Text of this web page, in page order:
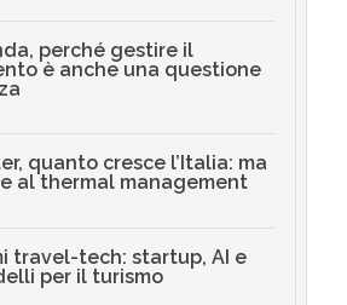
perché gestire il
è anche una questione
quanto cresce l’Italia: ma
al thermal management
travel-tech: startup, AI e
per il turismo